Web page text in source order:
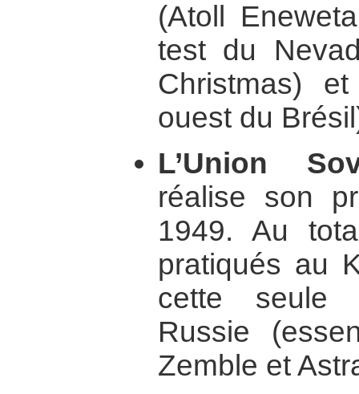
(Atoll
test du
Christmas)
ouest du
L’Union
réalise son
1949. Au
pratiqués au
cette seule
Russie
Zemble et